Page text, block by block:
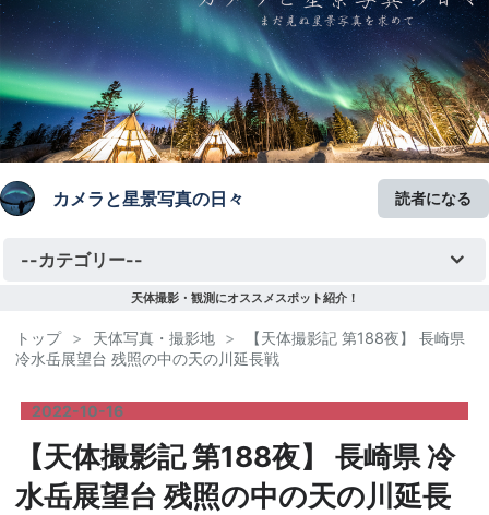
カメラと星景写真の日々 読者になる
天体撮影・観測にオススメスポット紹介！
トップ > 天体写真・撮影地 >
【天体撮影記 第188夜】 長崎県
冷水岳展望台 残照の中の天の川延長戦
2022-10-16
【天体撮影記 第188夜】 長崎県 冷
水岳展望台 残照の中の天の川延長